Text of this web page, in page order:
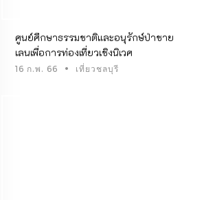
ศูนย์ศึกษาธรรมชาติและอนุรักษ์ป่าชาย
เลนเพื่อการท่องเที่ยวเชิงนิเวศ
16 ก.พ. 66 เที่ยวชลบุรี